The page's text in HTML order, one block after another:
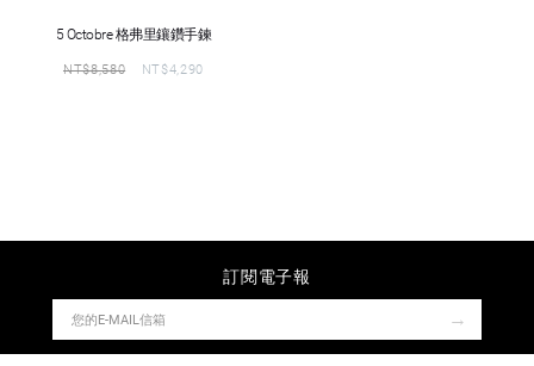
5 Octobre 格弗里鑲鑽手鍊
NT$8,580 NT$4,290
訂閱電子報
→